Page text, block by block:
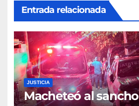
Entrada relacionada
JUSTICIA
Macheteó al sancho